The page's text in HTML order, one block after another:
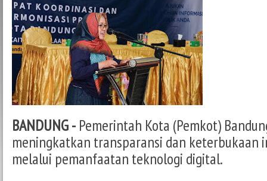
BANDUNG - Pemerintah Kota (Pemkot)
meningkatkan transparansi dan keterbukaan
melalui pemanfaatan teknologi digital.